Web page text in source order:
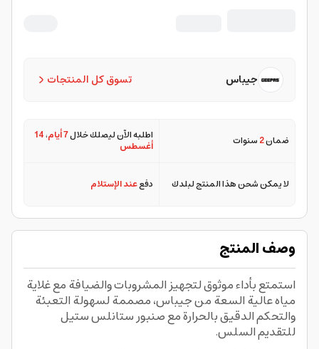
تسوق كل المنتجات جيباس
ضمان2سنوات اطلبه الآن ليصلك خلال7 أيام ،14
أغسطس
لا يمكن شحن هذا المنتج لبلدك دفععند الإستلام
وصف المنتج
استمتع بأداء موثوق لتجهيز المشروبات والضيافة مع غلاية
مياه عالية السعة من جيباس، مصممة لسهولة التعبئة
والتحكم الدقيق بالحرارة مع صنبور ستانلس ستيل
للتقديم السلس.